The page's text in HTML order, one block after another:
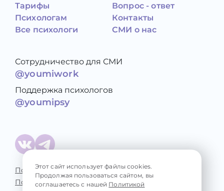
Тарифы
Психологам
Все психологи
Вопрос - ответ
Контакты
СМИ о нас
Сотрудничество для СМИ
@youmiwork
Поддержка психологов
@youmipsy
Политика конфиденциальности
Пользовательское соглашение
Этот сайт использует файлы cookies.
Продолжая пользоваться сайтом, вы
соглашаетесь с нашей Политикой